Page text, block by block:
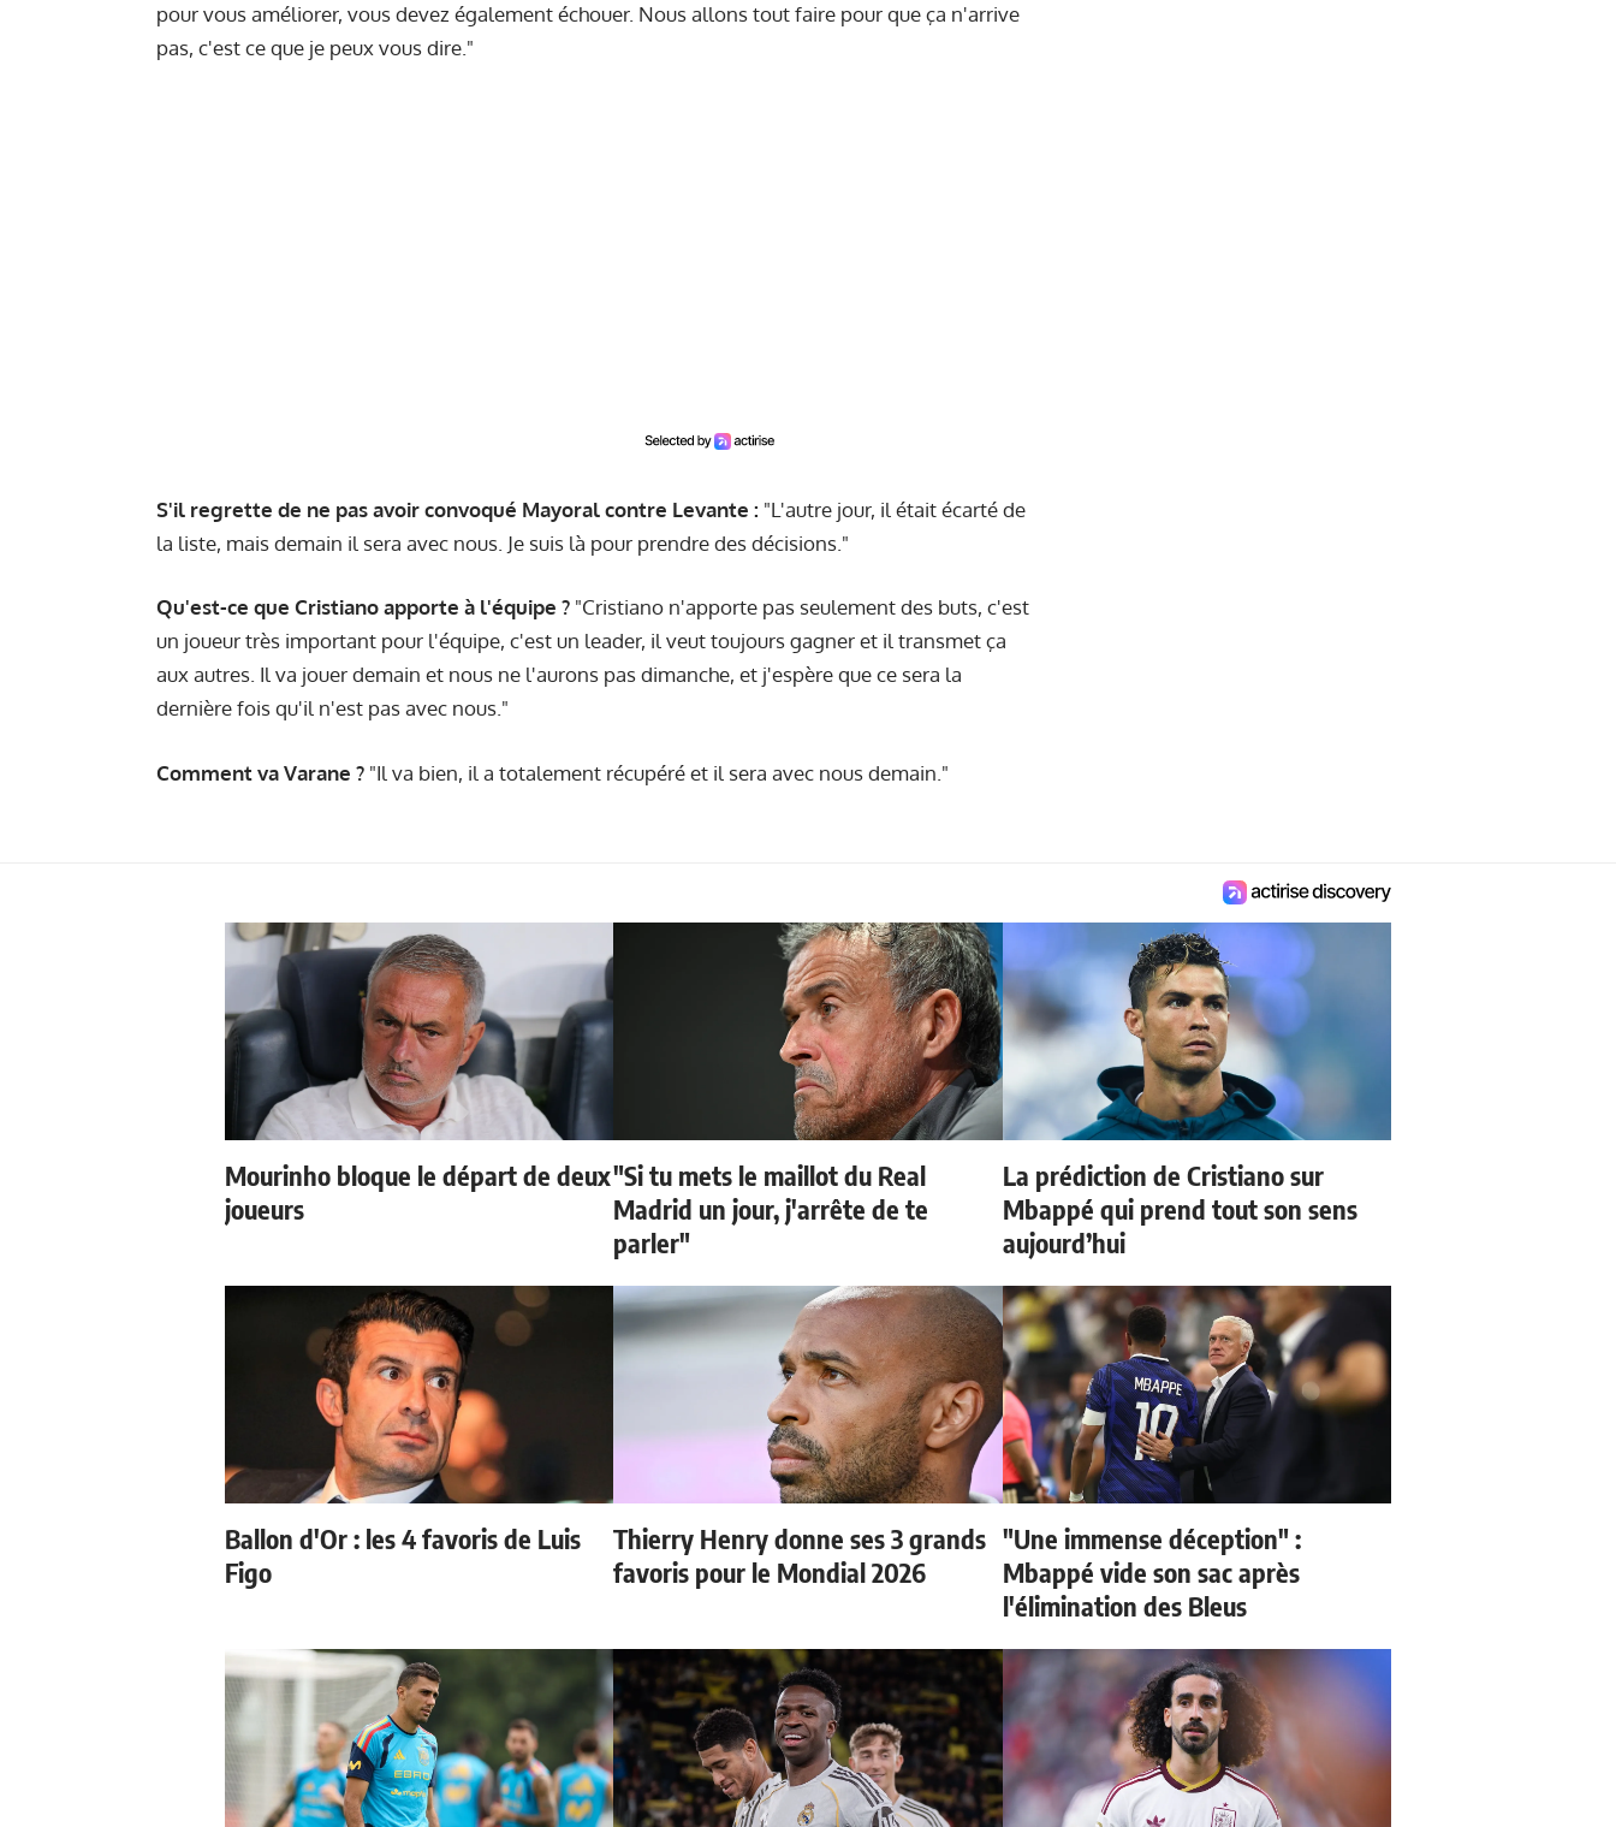
pour vous améliorer, vous devez également échouer. Nous allons tout faire pour que ça n'arrive
pas, c'est ce que je peux vous dire."
S'il regrette de ne pas avoir convoqué Mayoral contre Levante : "L'autre jour, il était écarté de
la liste, mais demain il sera avec nous. Je suis là pour prendre des décisions."
Qu'est-ce que Cristiano apporte à l'équipe ? "Cristiano n'apporte pas seulement des buts, c'est
un joueur très important pour l'équipe, c'est un leader, il veut toujours gagner et il transmet ça
aux autres. Il va jouer demain et nous ne l'aurons pas dimanche, et j'espère que ce sera la
dernière fois qu'il n'est pas avec nous."
Comment va Varane ? "Il va bien, il a totalement récupéré et il sera avec nous demain."
Mourinho bloque le départ de deux
joueurs
"Si tu mets le maillot du Real
Madrid un jour, j'arrête de te
parler"
La prédiction de Cristiano sur
Mbappé qui prend tout son sens
aujourd’hui
Ballon d'Or : les 4 favoris de Luis
Figo
Thierry Henry donne ses 3 grands
favoris pour le Mondial 2026
"Une immense déception" :
Mbappé vide son sac après
l'élimination des Bleus